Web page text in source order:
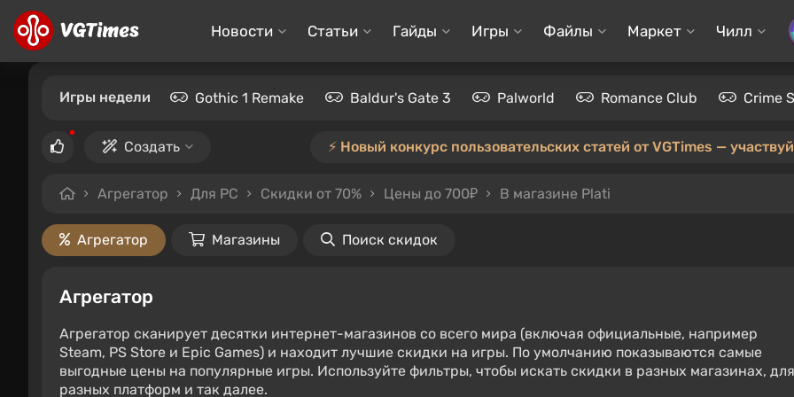
Новости Статьи Гайды Игры Файлы Маркет Чилл
Игры недели Gothic 1 Remake Baldur's Gate 3 Palworld Romance Club Crime
Создать ⚡️ Новый конкурс пользовательских статей от VGTimes —
Агрегатор Для PC Скидки от 70% Цены до 700₽ В магазине Plati
Агрегатор Магазины Поиск скидок
Агрегатор
Агрегатор сканирует десятки интернет-магазинов со всего мира (включая официальные, например
Steam, PS Store и Epic Games) и находит лучшие скидки на игры. По умолчанию показываются самые
выгодные цены на популярные игры. Используйте фильтры, чтобы искать скидки в разных магазинах, для
разных платформ и так далее.